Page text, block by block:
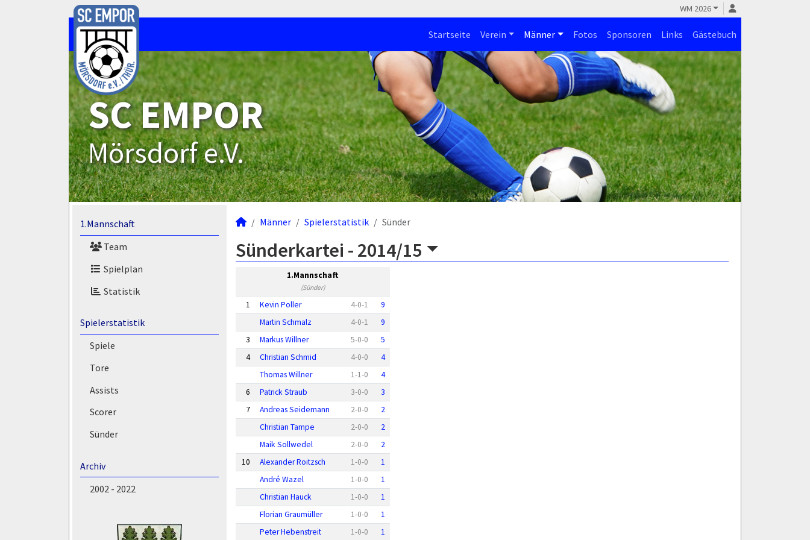
WM 2026
Startseite Verein Männer Fotos Sponsoren Links Gästebuch
SC EMPOR
Mörsdorf e.V.
1.Mannschaft
Team
Spielplan
Statistik
Spielerstatistik
Spiele
Tore
Assists
Scorer
Sünder
Archiv
2002 - 2022
Männer Spielerstatistik Sünder
Sünderkartei - 2014/15
1.Mannschaft
(Sünder)
1 Kevin Poller 4-0-1
9
Martin Schmalz
4-0-1
9
3
Markus Willner 5-0-0
5
4
Christian Schmid 4-0-0
4
Thomas Willner
1-1-0
4
6
Patrick Straub 3-0-0
3
7
Andreas Seidemann 2-0-0
2
Christian Tampe
2-0-0
2
Maik Sollwedel
2-0-0
2
10
Alexander Roitzsch 1-0-0
1
André Wazel
1-0-0
1
Christian Hauck
1-0-0
1
Florian Graumüller
1-0-0
1
Peter Hebenstreit
1-0-0 1